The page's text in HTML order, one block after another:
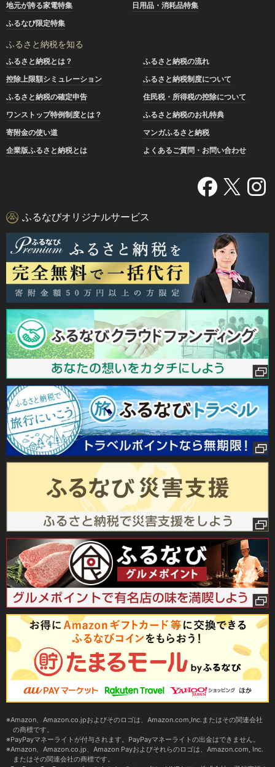
地元が誇る家電特集
日用品・消耗品特集
ふるなび限定特集
ふるさと納税を知る
ふるさと納税とは？
ふるさと納税の流れ
控除上限額シミュレーション
ふるさと納税制度について
ふるさと納税の確定申告
住民税・所得税の控除について
ワンストップ特例制度とは？
ふるさと納税のお礼特典
寄附金の使い道
マンガふるさと納税
企業版ふるさと納税とは
よくあるご質問・お問い合わせ
ふるなびオリジナルサービス
Amazon、Amazon.co.jpおよびそのロゴは、Amazon.com,Inc.またはその関連会社
の商標です。
PayPayマネーライトが付与されます。PayPayマネーライトの出金はできません。
Amazon、Amazon.co.jp、Amazon Payおよびそれらのロゴは、Amazon.com, Inc.
またはその関連会社の商標です。